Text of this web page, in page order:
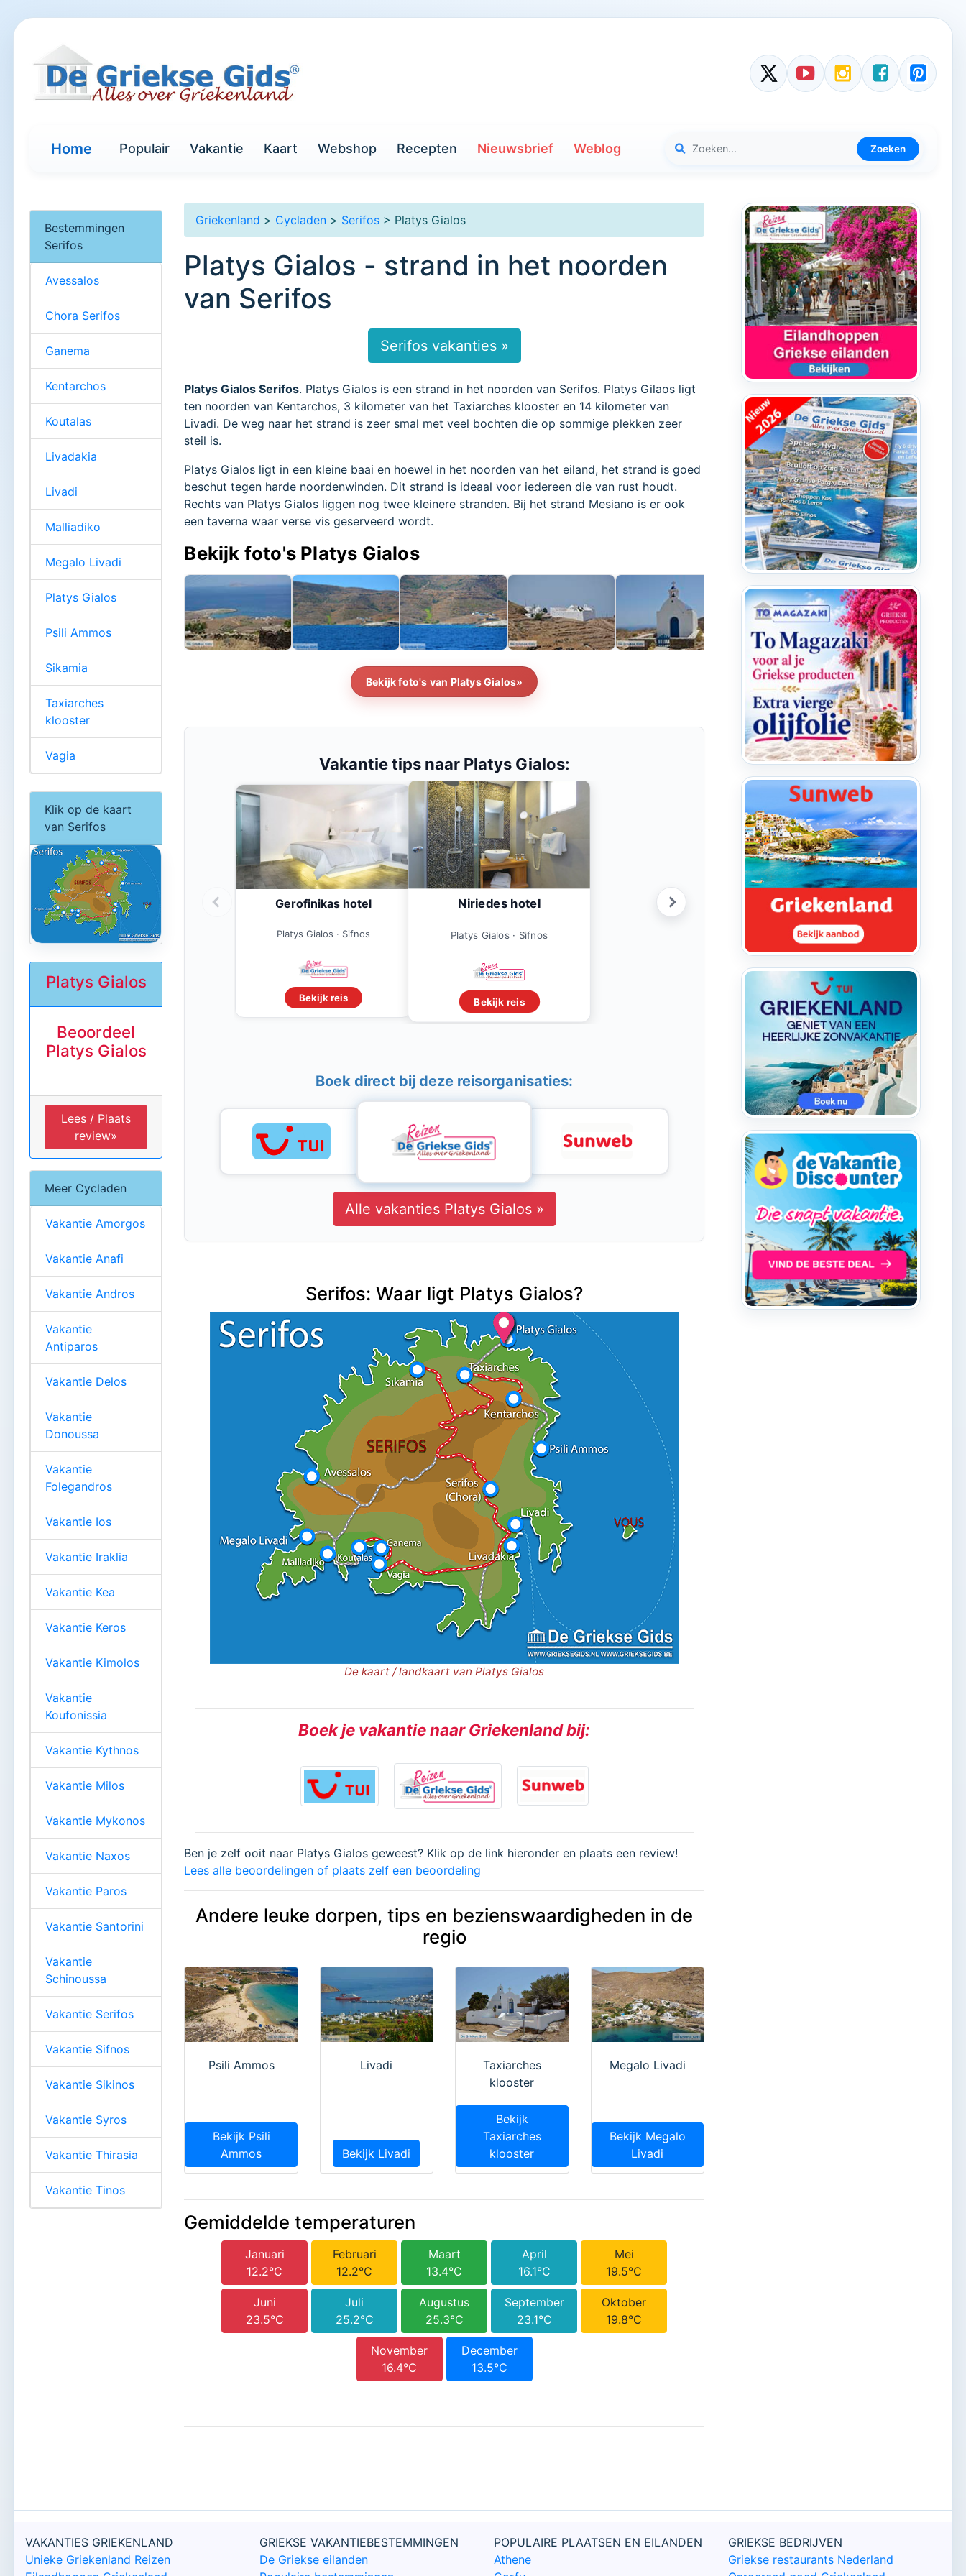
Home Populair Vakantie Kaart Webshop Recepten Nieuwsbrief Weblog Zoeken
Griekenland > Cycladen > Serifos > Platys Gialos
Platys Gialos - strand in het noorden
van Serifos
Serifos vakanties »
Platys Gialos Serifos. Platys Gialos is een strand in het noorden van Serifos. Platys Gilaos ligt
ten noorden van Kentarchos, 3 kilometer van het Taxiarches klooster en 14 kilometer van
Livadi. De weg naar het strand is zeer smal met veel bochten die op sommige plekken zeer
steil is.
Platys Gialos ligt in een kleine baai en hoewel in het noorden van het eiland, het strand is goed
beschut tegen harde noordenwinden. Dit strand is ideaal voor iedereen die van rust houdt.
Rechts van Platys Gialos liggen nog twee kleinere stranden. Bij het strand Mesiano is er ook
een taverna waar verse vis geserveerd wordt.
Bekijk foto's Platys Gialos
Bekijk foto's van Platys Gialos»
Vakantie tips naar Platys Gialos:
Gerofinikas hotel
Platys Gialos · Sifnos
Bekijk reis
Niriedes hotel
Platys Gialos · Sifnos
Bekijk reis
Boek direct bij deze reisorganisaties:
Alle vakanties Platys Gialos »
Serifos: Waar ligt Platys Gialos?
De kaart / landkaart van Platys Gialos
Boek je vakantie naar Griekenland bij:
Ben je zelf ooit naar Platys Gialos geweest? Klik op de link hieronder en plaats een review!
Lees alle beoordelingen of plaats zelf een beoordeling
Andere leuke dorpen, tips en bezienswaardigheden in de
regio
Psili Ammos
Bekijk Psili
Ammos
Livadi
Bekijk Livadi
Taxiarches
klooster
Bekijk
Taxiarches
klooster
Megalo Livadi
Bekijk Megalo
Livadi
Gemiddelde temperaturen
Januari
12.2°C
Februari
12.2°C
Maart
13.4°C
April
16.1°C
Mei
19.5°C
Juni
23.5°C
Juli
25.2°C
Augustus
25.3°C
September
23.1°C
Oktober
19.8°C
November
16.4°C
December
13.5°C
Bestemmingen
Serifos
Avessalos
Chora Serifos
Ganema
Kentarchos
Koutalas
Livadakia
Livadi
Malliadiko
Megalo Livadi
Platys Gialos
Psili Ammos
Sikamia
Taxiarches
klooster
Vagia
Klik op de kaart
van Serifos
Platys Gialos
Beoordeel
Platys Gialos
Lees / Plaats
review»
Meer Cycladen
Vakantie Amorgos
Vakantie Anafi
Vakantie Andros
Vakantie
Antiparos
Vakantie Delos
Vakantie
Donoussa
Vakantie
Folegandros
Vakantie Ios
Vakantie Iraklia
Vakantie Kea
Vakantie Keros
Vakantie Kimolos
Vakantie
Koufonissia
Vakantie Kythnos
Vakantie Milos
Vakantie Mykonos
Vakantie Naxos
Vakantie Paros
Vakantie Santorini
Vakantie
Schinoussa
Vakantie Serifos
Vakantie Sifnos
Vakantie Sikinos
Vakantie Syros
Vakantie Thirasia
Vakantie Tinos
VAKANTIES GRIEKENLAND
Unieke Griekenland Reizen
GRIEKSE VAKANTIEBESTEMMINGEN
De Griekse eilanden
POPULAIRE PLAATSEN EN EILANDEN
Athene
GRIEKSE BEDRIJVEN
Griekse restaurants Nederland